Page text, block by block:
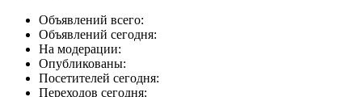
Объявлений всего:
Объявлений сегодня:
На модерации:
Опубликованы:
Посетителей сегодня:
Переходов сегодня: